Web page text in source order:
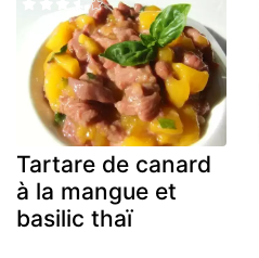
Tartare de canard
à la mangue et
basilic thaï